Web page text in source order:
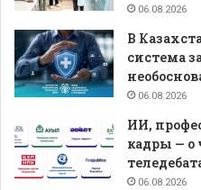
06.08.2026
В
система
06.08.2026
ИИ,
кадры — о
06.08.2026